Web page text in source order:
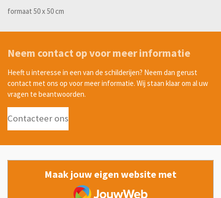
formaat 50 x 50 cm
Neem contact op voor meer informatie
Heeft u interesse in een van de schilderijen? Neem dan gerust
contact met ons op voor meer informatie. Wij staan klaar om al uw
vragen te beantwoorden.
Contacteer ons
Maak jouw eigen website met
JouwWeb